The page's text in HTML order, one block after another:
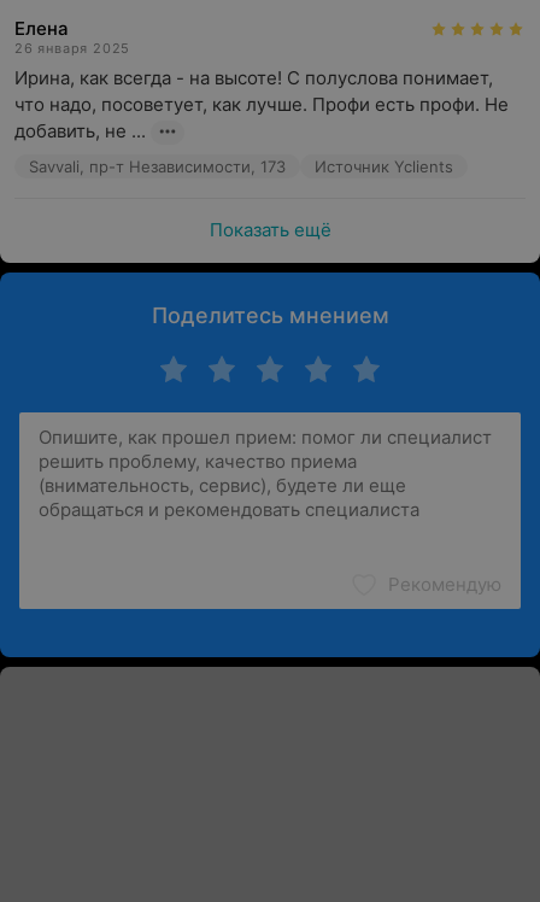
Елена
26 января 2025
Ирина, как всегда - на высоте! С полуслова понимает,
что надо, посоветует, как лучше. Профи есть профи. Не
добавить, не ...
Savvali, пр-т Независимости, 173 Источник Yclients
Показать ещё
Поделитесь мнением
Рекомендую